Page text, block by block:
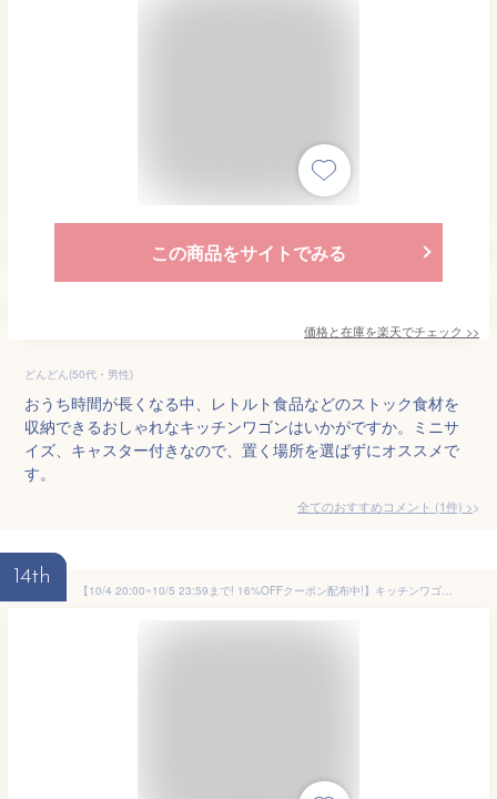
この商品をサイトでみる
価格と在庫を楽天でチェック >>
どんどん(50代・男性)
おうち時間が長くなる中、レトルト食品などのストック食材を
収納できるおしゃれなキッチンワゴンはいかがですか。ミニサ
イズ、キャスター付きなので、置く場所を選ばずにオススメで
す。
全てのおすすめコメント (1件) >
14th
【10/4 20:00~10/5 23:59まで! 16%OFFクーポン配布中!】キッチンワゴン 【幅52cm】ワゴン サイドテーブル 配膳ワゴン ベッドサイドテーブル ソファテーブル リビング キッチン コンパクト スリム 収納 省スペース キャスター付き 北欧 モダン 西海岸 ヴィンテージ